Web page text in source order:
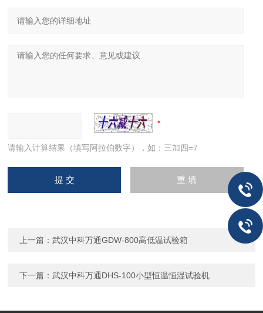
请输入计算结果（填写阿拉伯数字），如：三加四=7
上一篇：武汉中科万通GDW-800高低温试验箱
下一篇：武汉中科万通DHS-100小型恒温恒湿试验机